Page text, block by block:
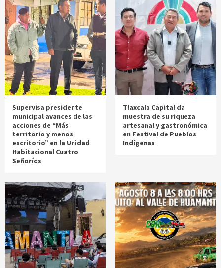
Supervisa presidente
municipal avances de las
acciones de “Más
territorio y menos
escritorio” en la Unidad
Habitacional Cuatro
Señoríos
Tlaxcala Capital da
muestra de su riqueza
artesanal y gastronómica
en Festival de Pueblos
Indígenas